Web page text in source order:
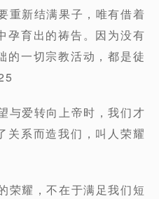
重新结满果子，唯有借着
孕育出的祷告。因为没有
的一切宗教活动，都是徒
与爱转向上帝时，我们才
关系而造我们，叫人荣耀
荣耀，不在于满足我们短